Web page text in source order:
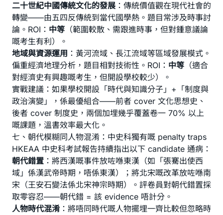
二十世紀中國傳統文化的發展 ：傳統價值觀在現代社會的
轉變——由五四反傳統到當代國學熱。題目常涉及時事討
論。ROI： 中等 （範圍較散、需跟進時事，但對鍾意議論
嘅考生有利）。
地域與資源運用 ：黃河流域、長江流域等區域發展模式。
偏重經濟地理分析，題目相對技術性。ROI： 中等 （適合
對經濟史有興趣嘅考生，但開設學校較少）。
實戰建議：如果學校開設「時代與知識分子」+「制度與
政治演變」，係最優組合——前者 cover 文化思想史、
後者 cover 制度史，兩個加埋幾乎覆蓋卷一 70% 以上
嘅課題，溫書效率最大化。
七、朝代模糊同人物混淆：中史科獨有嘅 penalty traps
HKEAA 中史科考試報告持續指出以下 candidate 通病：
朝代錯置 ：將西漢嘅事件放咗喺東漢（如「張騫出使西
域」係漢武帝時期，唔係東漢）；將北宋嘅改革放咗喺南
宋（王安石變法係北宋神宗時期）。評卷員對朝代錯置採
取零容忍——朝代錯 = 該 evidence 唔計分。
人物時代混淆 ：將唔同時代嘅人物擺埋一齊比較但忽略時